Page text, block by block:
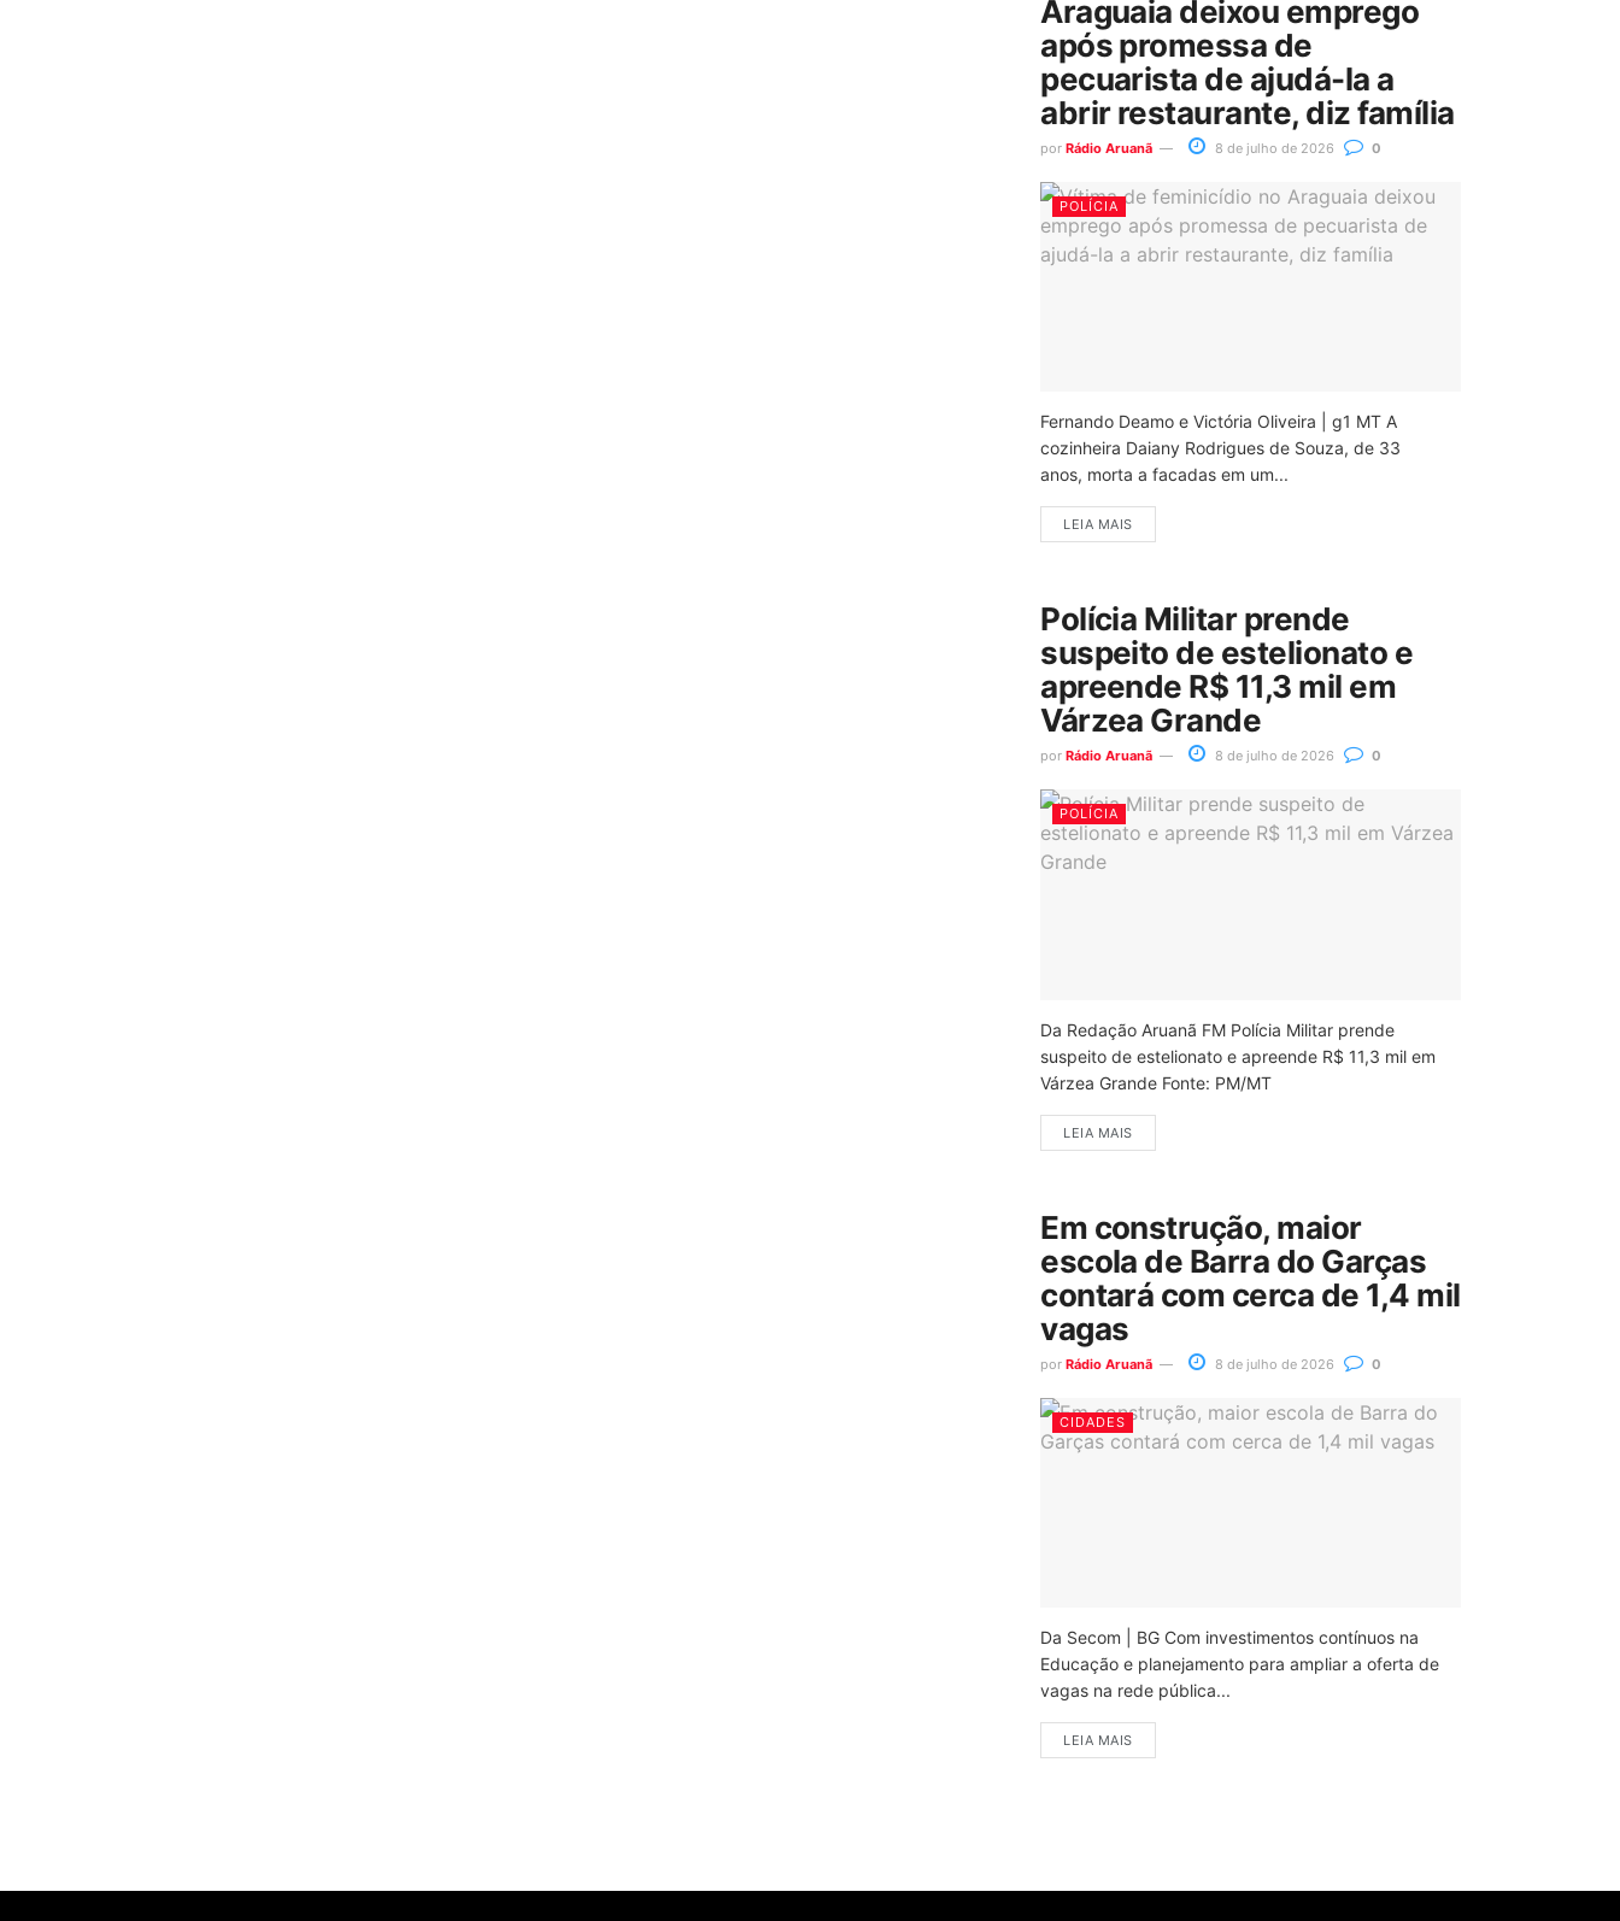
Araguaia deixou emprego
após promessa de
pecuarista de ajudá-la a
abrir restaurante, diz família
por Rádio Aruanã 8 de julho de 2026 0
POLÍCIA
Fernando Deamo e Victória Oliveira | g1 MT A
cozinheira Daiany Rodrigues de Souza, de 33
anos, morta a facadas em um...
LEIA MAIS
Polícia Militar prende
suspeito de estelionato e
apreende R$ 11,3 mil em
Várzea Grande
por Rádio Aruanã 8 de julho de 2026 0
POLÍCIA
Da Redação Aruanã FM Polícia Militar prende
suspeito de estelionato e apreende R$ 11,3 mil em
Várzea Grande Fonte: PM/MT
LEIA MAIS
Em construção, maior
escola de Barra do Garças
contará com cerca de 1,4 mil
vagas
por Rádio Aruanã 8 de julho de 2026 0
CIDADES
Da Secom | BG Com investimentos contínuos na
Educação e planejamento para ampliar a oferta de
vagas na rede pública...
LEIA MAIS